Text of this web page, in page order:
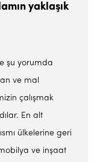
yaklaşık
şu yorumda
ve mal
çalışmak
En alt
ülkelerine geri
ve inşaat